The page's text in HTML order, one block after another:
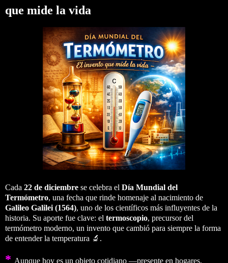
que mide la vida
Cada 22 de diciembre se celebra el Día Mundial del
Termómetro, una fecha que rinde homenaje al nacimiento de
Galileo Galilei (1564), uno de los científicos más influyentes de la
historia. Su aporte fue clave: el termoscopio, precursor del
termómetro moderno, un invento que cambió para siempre la forma
de entender la temperatura 🔬.
* Aunque hoy es un objeto cotidiano —presente en hogares,